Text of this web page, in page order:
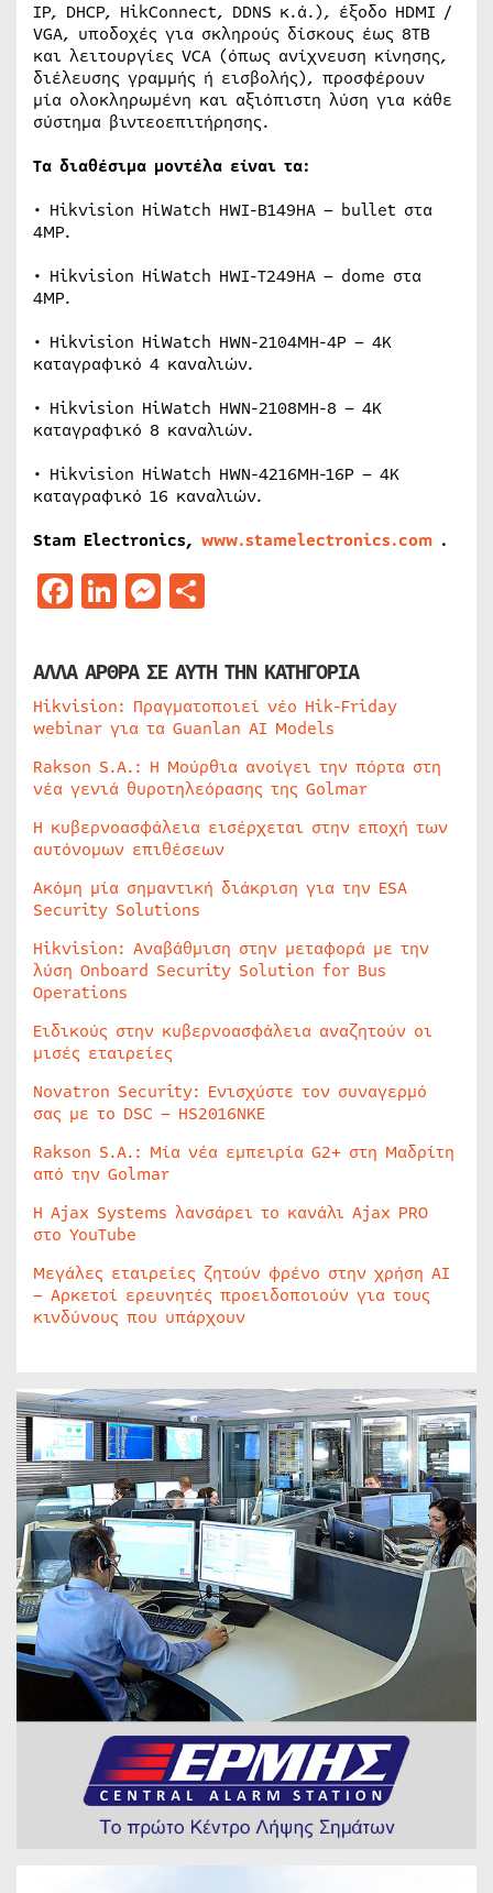
IP, DHCP, HikConnect, DDNS κ.ά.), έξοδο HDMI /
VGA, υποδοχές για σκληρούς δίσκους έως 8TB
και λειτουργίες VCA (όπως ανίχνευση κίνησης,
διέλευσης γραμμής ή εισβολής), προσφέρουν
μία ολοκληρωμένη και αξιόπιστη λύση για κάθε
σύστημα βιντεοεπιτήρησης.
Τα διαθέσιμα μοντέλα είναι τα:
• Hikvision HiWatch HWI-B149HA – bullet στα
4MP.
• Hikvision HiWatch HWI-T249HA – dome στα
4MP.
• Hikvision HiWatch HWN-2104MH-4P – 4Κ
καταγραφικό 4 καναλιών.
• Hikvision HiWatch HWN-2108MH-8 – 4Κ
καταγραφικό 8 καναλιών.
• Hikvision HiWatch HWN-4216MH-16P – 4Κ
καταγραφικό 16 καναλιών.
Stam Electronics, www.stamelectronics.com .
Facebook
LinkedIn
Messenger
ΑΛΛΑ ΑΡΘΡΑ ΣΕ ΑΥΤΗ ΤΗΝ ΚΑΤΗΓΟΡΙΑ
Hikvision: Πραγματοποιεί νέο Hik-Friday
webinar για τα Guanlan AI Models
Rakson S.A.: Η Μούρθια ανοίγει την πόρτα στη
νέα γενιά θυροτηλεόρασης της Golmar
Η κυβερνοασφάλεια εισέρχεται στην εποχή των
αυτόνομων επιθέσεων
Ακόμη μία σημαντική διάκριση για την ESA
Security Solutions
Hikvision: Αναβάθμιση στην μεταφορά με την
λύση Onboard Security Solution for Bus
Operations
Ειδικούς στην κυβερνοασφάλεια αναζητούν οι
μισές εταιρείες
Novatron Security: Ενισχύστε τον συναγερμό
σας με το DSC – HS2016NKE
Rakson S.A.: Μία νέα εμπειρία G2+ στη Μαδρίτη
από την Golmar
Η Ajax Systems λανσάρει το κανάλι Ajax PRO
στο YouTube
Μεγάλες εταιρείες ζητούν φρένο στην χρήση AI
– Αρκετοί ερευνητές προειδοποιούν για τους
κινδύνους που υπάρχουν